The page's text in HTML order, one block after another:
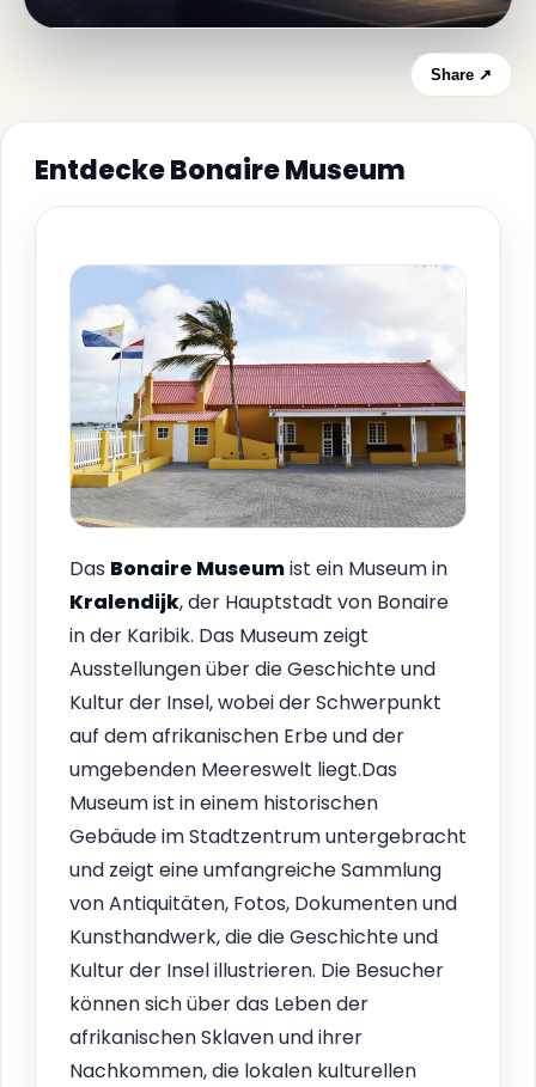
Share ↗
Entdecke Bonaire Museum
Das Bonaire Museumist ein Museum in
Kralendijk, der Hauptstadt von Bonaire
in der Karibik. Das Museum zeigt
Ausstellungen über die Geschichte und
Kultur der Insel, wobei der Schwerpunkt
auf dem afrikanischen Erbe und der
umgebenden Meereswelt liegt.Das
Museum ist in einem historischen
Gebäude im Stadtzentrum untergebracht
und zeigt eine umfangreiche Sammlung
von Antiquitäten, Fotos, Dokumenten und
Kunsthandwerk, die die Geschichte und
Kultur der Insel illustrieren. Die Besucher
können sich über das Leben der
afrikanischen Sklaven und ihrer
Nachkommen, die lokalen kulturellen